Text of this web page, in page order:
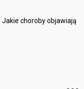
Jakie choroby objawiają